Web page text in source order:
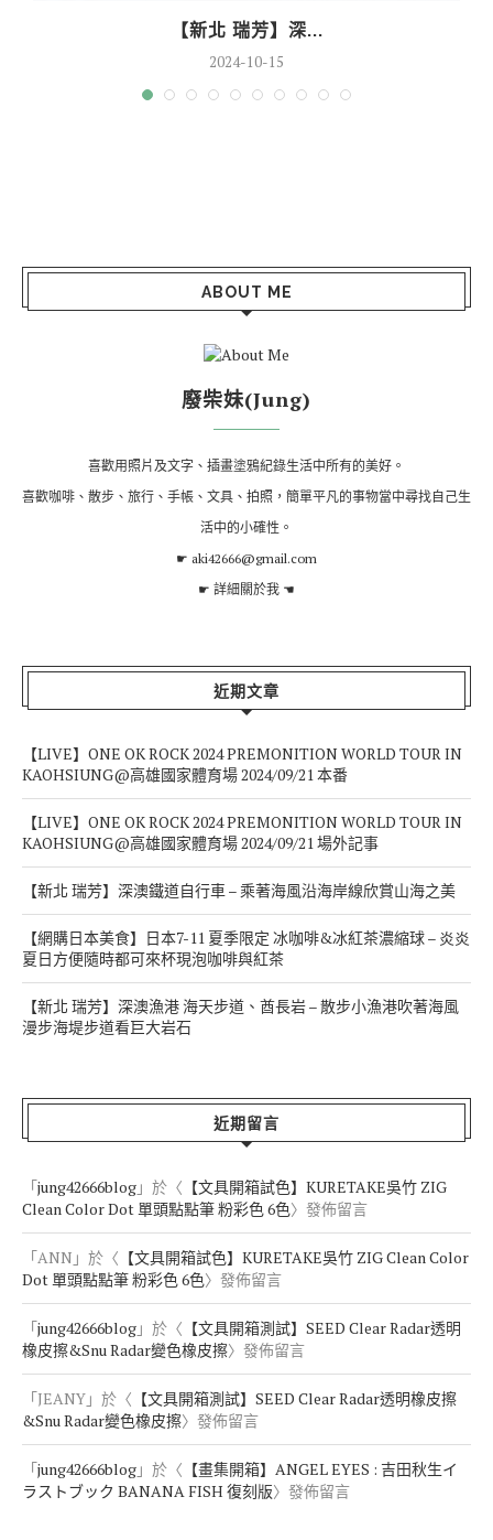
【新北 瑞芳】深...
2024-10-15
ABOUT ME
廢柴妹(Jung)
喜歡用照片及文字、插畫塗鴉紀錄生活中所有的美好。
喜歡咖啡、散步、旅行、手帳、文具、拍照，簡單平凡的事物當中尋找自己生
活中的小確性。
☛ aki42666@gmail.com
☛ 詳細關於我 ☚
近期文章
【LIVE】ONE OK ROCK 2024 PREMONITION WORLD TOUR IN
KAOHSIUNG@高雄國家體育場 2024/09/21 本番
【LIVE】ONE OK ROCK 2024 PREMONITION WORLD TOUR IN
KAOHSIUNG@高雄國家體育場 2024/09/21 場外記事
【新北 瑞芳】深澳鐵道自行車 – 乘著海風沿海岸線欣賞山海之美
【網購日本美食】日本7-11 夏季限定 冰咖啡&冰紅茶濃縮球 – 炎炎
夏日方便隨時都可來杯現泡咖啡與紅茶
【新北 瑞芳】深澳漁港 海天步道、酋長岩 – 散步小漁港吹著海風
漫步海堤步道看巨大岩石
近期留言
「jung42666blog 」於〈 【文具開箱試色】KURETAKE吳竹 ZIG
Clean Color Dot 單頭點點筆 粉彩色 6色〉發佈留言
「ANN 」於〈 【文具開箱試色】KURETAKE吳竹 ZIG Clean Color
Dot 單頭點點筆 粉彩色 6色〉發佈留言
「jung42666blog 」於〈 【文具開箱測試】SEED Clear Radar透明
橡皮擦&Snu Radar變色橡皮擦〉發佈留言
「JEANY 」於〈 【文具開箱測試】SEED Clear Radar透明橡皮擦
&Snu Radar變色橡皮擦〉發佈留言
「jung42666blog 」於〈 【畫集開箱】ANGEL EYES : 吉田秋生イ
ラストブック BANANA FISH 復刻版〉發佈留言